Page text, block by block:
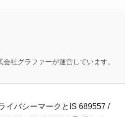
社グラファーが運営しています。
イバシーマークとIS 689557 /